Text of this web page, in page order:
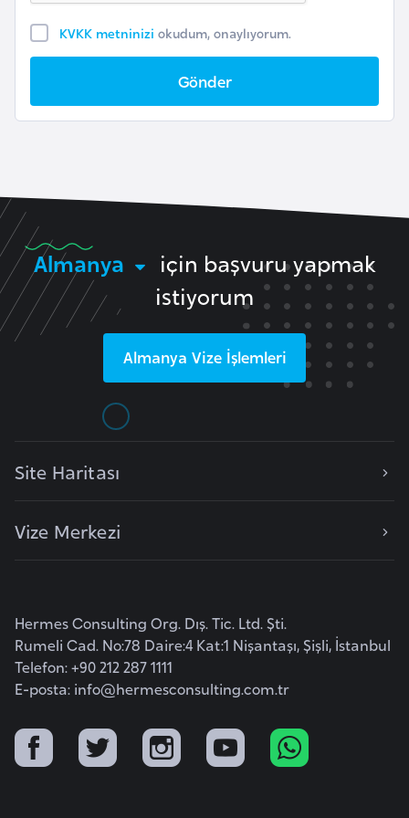
KVKK metninizi okudum, onaylıyorum.
Gönder
Almanya
için başvuru yapmak
istiyorum
Almanya Vize İşlemleri
Site Haritası
Vize Merkezi
Hermes Consulting Org. Dış. Tic. Ltd. Şti.
Rumeli Cad. No:78 Daire:4 Kat:1 Nişantaşı, Şişli, İstanbul
Telefon: +90 212 287 1111
E-posta: info@hermesconsulting.com.tr
i
n
o
H
e
r
s
e
k
a
s
B
u
k
i